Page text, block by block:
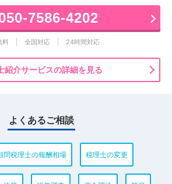
7586-4202
料 全国対応 24時間対応
紹介サービスの詳細を見る
よくあるご相談
問税理士の報酬相場 税理士の変更